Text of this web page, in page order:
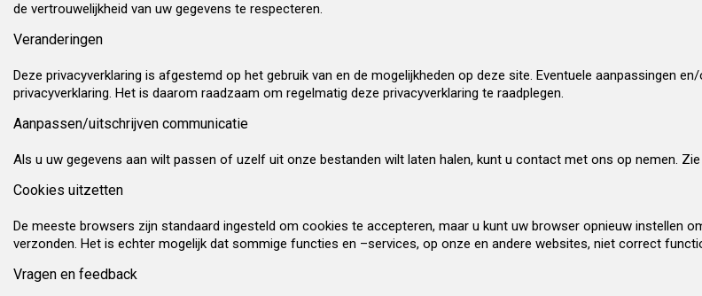
de vertrouwelijkheid van uw gegevens te respecteren.
Veranderingen
Deze privacyverklaring is afgestemd op het gebruik van en de mogelijkheden op deze site. Eventuele aanpassingen
privacyverklaring. Het is daarom raadzaam om regelmatig deze privacyverklaring te raadplegen.
Aanpassen/uitschrijven communicatie
Als u uw gegevens aan wilt passen of uzelf uit onze bestanden wilt laten halen, kunt u contact met ons op nemen.
Cookies uitzetten
De meeste browsers zijn standaard ingesteld om cookies te accepteren, maar u kunt uw browser opnieuw instellen
verzonden. Het is echter mogelijk dat sommige functies en –services, op onze en andere websites, niet correct
Vragen en feedback